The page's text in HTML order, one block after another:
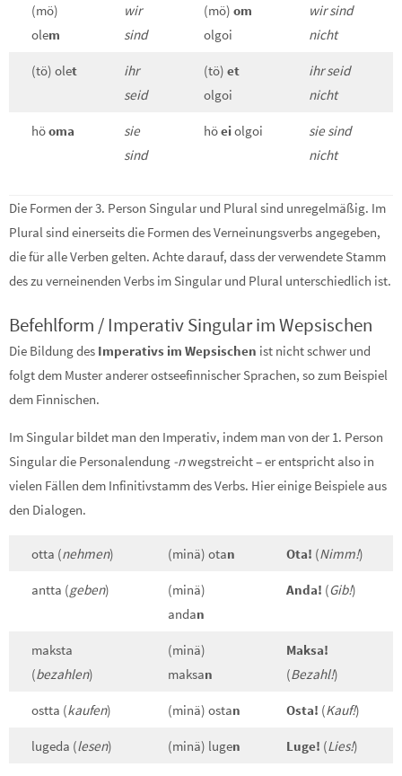
(mö)
olem
wir
sind
(mö) om
olgoi
wir sind
nicht
(tö) olet
ihr
seid
(tö) et
olgoi
ihr seid
nicht
höoma
sie
sind
höeiolgoi
sie sind
nicht
Die Formen der 3. Person Singular und Plural sind unregelmäßig. Im
Plural sind einerseits die Formen des Verneinungsverbs angegeben,
die für alle Verben gelten. Achte darauf, dass der verwendete Stamm
des zu verneinenden Verbs im Singular und Plural unterschiedlich ist.
Befehlform / Imperativ Singular im Wepsischen
Die Bildung des Imperativs im Wepsischen ist nicht schwer und
folgt dem Muster anderer ostseefinnischer Sprachen, so zum Beispiel
dem Finnischen.
Im Singular bildet man den Imperativ, indem man von der 1. Person
Singular die Personalendung -nwegstreicht – er entspricht also in
vielen Fällen dem Infinitivstamm des Verbs. Hier einige Beispiele aus
den Dialogen.
otta (nehmen) (minä) otan Ota! (Nimm!)
antta (geben)
(minä)
andan
Anda! (Gib!)
maksta
(bezahlen)
(minä)
maksan
Maksa!
(Bezahl!)
ostta (kaufen) (minä) ostan Osta! (Kauf!)
lugeda (lesen) (minä) lugen Luge! (Lies!)